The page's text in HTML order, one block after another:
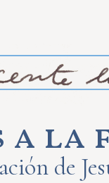
a la
de